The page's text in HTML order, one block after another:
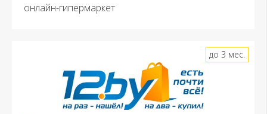
онлайн-гипермаркет
до 3 мес.